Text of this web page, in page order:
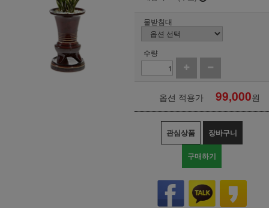
물받침대
수량
옵션 적용가 99,000원
관심상품 장바구니
구매하기